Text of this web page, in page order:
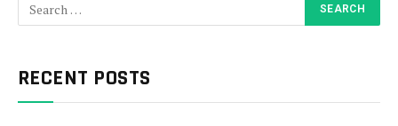
RECENT POSTS